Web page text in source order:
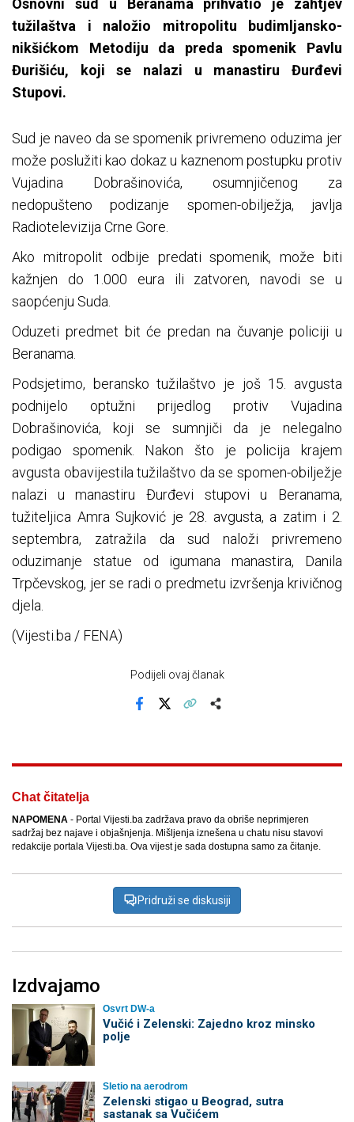
Osnovni sud u Beranama prihvatio je zahtjev
tužilaštva i naložio mitropolitu budimljansko-
nikšićkom Metodiju da preda spomenik Pavlu
Đurišiću, koji se nalazi u manastiru Đurđevi
Stupovi.
Sud je naveo da se spomenik privremeno oduzima jer
može poslužiti kao dokaz u kaznenom postupku protiv
Vujadina Dobrašinovića, osumnjičenog za
nedopušteno podizanje spomen-obilježja, javlja
Radiotelevizija Crne Gore.
Ako mitropolit odbije predati spomenik, može biti
kažnjen do 1.000 eura ili zatvoren, navodi se u
saopćenju Suda.
Oduzeti predmet bit će predan na čuvanje policiji u
Beranama.
Podsjetimo, beransko tužilaštvo je još 15. avgusta
podnijelo optužni prijedlog protiv Vujadina
Dobrašinovića, koji se sumnjiči da je nelegalno
podigao spomenik. Nakon što je policija krajem
avgusta obavijestila tužilaštvo da se spomen-obilježje
nalazi u manastiru Đurđevi stupovi u Beranama,
tužiteljica Amra Sujković je 28. avgusta, a zatim i 2.
septembra, zatražila da sud naloži privremeno
oduzimanje statue od igumana manastira, Danila
Trpčevskog, jer se radi o predmetu izvršenja krivičnog
djela.
(Vijesti.ba / FENA)
Podijeli ovaj članak
Chat čitatelja
NAPOMENA - Portal Vijesti.ba zadržava pravo da obriše neprimjeren
sadržaj bez najave i objašnjenja. Mišljenja iznešena u chatu nisu stavovi
redakcije portala Vijesti.ba. Ova vijest je sada dostupna samo za čitanje.
Pridruži se diskusiji
Izdvajamo
Osvrt DW-a
Vučić i Zelenski: Zajedno kroz minsko
polje
Sletio na aerodrom
Zelenski stigao u Beograd, sutra
sastanak sa Vučićem